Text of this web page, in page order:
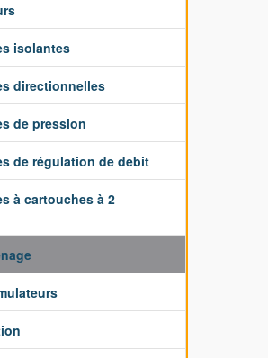
isolantes
directionnelles
de pression
de régulation de debit
à cartouches à 2